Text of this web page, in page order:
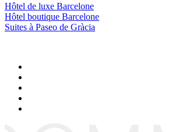
Hôtel de luxe Barcelone
Hôtel boutique Barcelone
Suites à Paseo de Gràcia